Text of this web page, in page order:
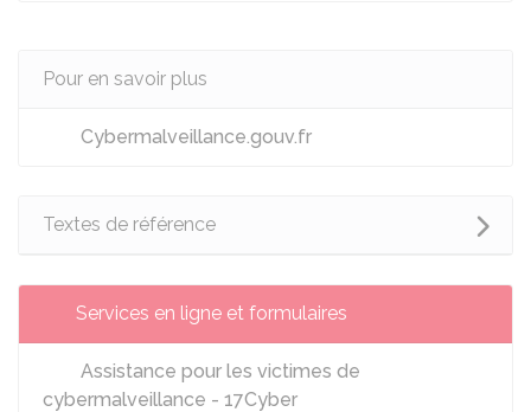
Pour en savoir plus
Cybermalveillance.gouv.fr
Textes de référence
Services en ligne et formulaires
Assistance pour les victimes de
cybermalveillance - 17Cyber